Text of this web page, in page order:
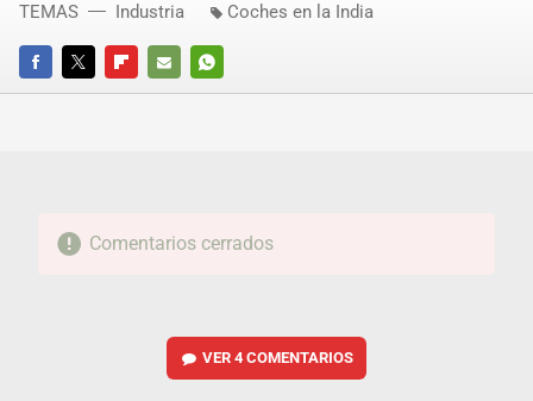
FACEBOOKTWITTERFLIPBOARD
E-
WHATSAPP
TEMAS Industria Coches en la India
Comentarios cerrados
VER4 COMENTARIOS